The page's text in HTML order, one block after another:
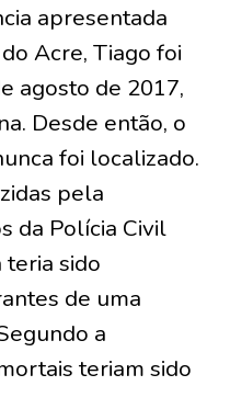
apresentada
Acre, Tiago foi
agosto de 2017,
Desde então, o
foi localizado.
pela
da Polícia Civil
sido
de uma
a
teriam sido